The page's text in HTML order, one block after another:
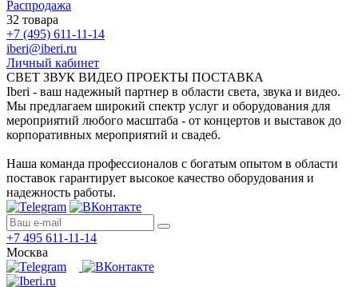
Распродажа
32 товара
+7 (495) 611-11-14
iberi@iberi.ru
Личный кабинет
СВЕТ ЗВУК ВИДЕО ПРОЕКТЫ ПОСТАВКА
Iberi - ваш надежный партнер в области света, звука и видео.
Мы предлагаем широкий спектр услуг и оборудования для
мероприятий любого масштаба - от концертов и выставок до
корпоративных мероприятий и свадеб.
Наша команда профессионалов с богатым опытом в области
поставок гарантирует высокое качество оборудования и
надежность работы.
+7 495 611-11-14
Москва